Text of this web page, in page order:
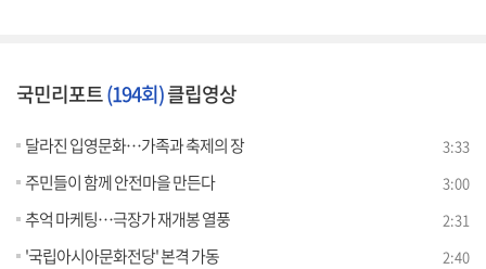
국민리포트(194회)클립영상
달라진 입영문화…가족과 축제의 장 3:33
주민들이 함께 안전마을 만든다 3:00
추억 마케팅…극장가 재개봉 열풍 2:31
'국립아시아문화전당' 본격 가동 2:40